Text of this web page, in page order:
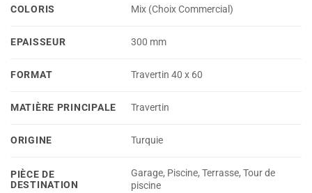
COLORIS Mix (Choix Commercial)
EPAISSEUR 300 mm
FORMAT Travertin 40 x 60
MATIÈRE PRINCIPALE Travertin
ORIGINE Turquie
PIÈCE DE
DESTINATION
Garage, Piscine, Terrasse, Tour de
piscine